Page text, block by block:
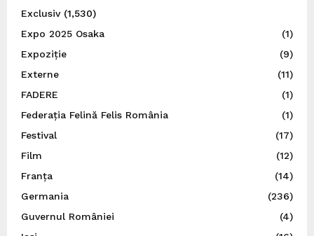
Exclusiv(1,530)
Expo 2025 Osaka
(1)
Expoziție
(9)
Externe
(11)
FADERE
(1)
Federația Felină Felis România
(1)
Festival
(17)
Film
(12)
Franța
(14)
Germania
(236)
Guvernul României
(4)